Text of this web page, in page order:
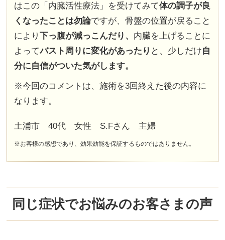
はこの「内臓活性療法」を受けてみて体の調子が良
くなったことは勿論ですが、骨盤の位置が戻ること
により下っ腹が減っこんだり、 内臓を上げることに
よってバスト周りに変化があったり と、少しだけ自
分に自信がついた気がします。
※今回のコメントは、施術を3回終えた後の内容に
なります。
土浦市 40代 女性 S.Fさん 主婦
※お客様の感想であり、効果効能を保証するものではありません。
同じ症状でお悩みのお客さまの声